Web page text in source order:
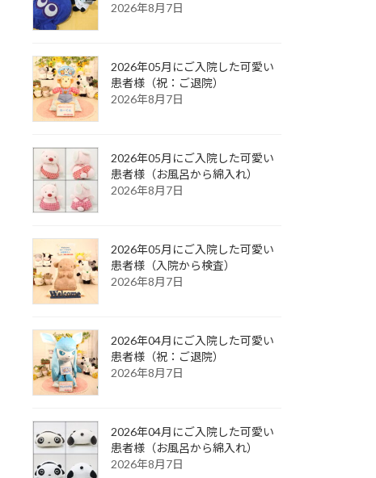
2026年8月7日
2026年05月にご入院した可愛い
患者様（祝：ご退院）
2026年8月7日
2026年05月にご入院した可愛い
患者様（お風呂から綿入れ）
2026年8月7日
2026年05月にご入院した可愛い
患者様（入院から検査）
2026年8月7日
2026年04月にご入院した可愛い
患者様（祝：ご退院）
2026年8月7日
2026年04月にご入院した可愛い
患者様（お風呂から綿入れ）
2026年8月7日